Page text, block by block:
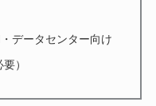
データセンター向け
）